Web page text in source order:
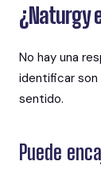
¿Naturgy
No hay una
identificar son
sentido.
Puede